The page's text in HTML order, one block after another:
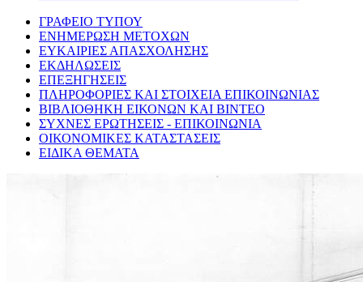
ΓΡΑΦΕΙΟ ΤΥΠΟΥ
ΕΝΗΜΕΡΩΣΗ ΜΕΤΟΧΩΝ
ΕΥΚΑΙΡΙΕΣ ΑΠΑΣΧΟΛΗΣΗΣ
ΕΚΔΗΛΩΣΕΙΣ
ΕΠΕΞΗΓΗΣΕΙΣ
ΠΛΗΡΟΦΟΡΙΕΣ ΚΑΙ ΣΤΟΙΧΕΙΑ ΕΠΙΚΟΙΝΩΝΙΑΣ
ΒΙΒΛΙΟΘΗΚΗ ΕΙΚΟΝΩΝ ΚΑΙ ΒΙΝΤΕΟ
ΣΥΧΝΕΣ ΕΡΩΤΗΣΕΙΣ - ΕΠΙΚΟΙΝΩΝΙΑ
ΟΙΚΟΝΟΜΙΚΕΣ ΚΑΤΑΣΤΑΣΕΙΣ
ΕΙΔΙΚΑ ΘΕΜΑΤΑ